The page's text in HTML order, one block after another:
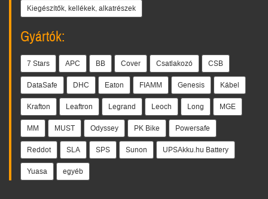
Kiegészítők, kellékek, alkatrészek
Gyártók:
7 Stars APC BB Cover Csatlakozó CSB
DataSafe DHC Eaton FIAMM Genesis Kábel
Krafton Leaftron Legrand Leoch Long MGE
MM MUST Odyssey PK Bike Powersafe
Reddot SLA SPS Sunon UPSAkku.hu Battery
Yuasa egyéb